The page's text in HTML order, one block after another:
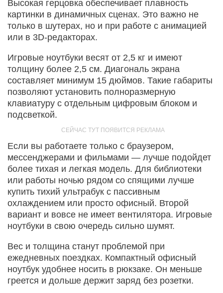
Высокая герцовка обеспечивает плавность
картинки в динамичных сценах. Это важно не
только в шутерах, но и при работе с анимацией
или в 3D-редакторах.
Игровые ноутбуки весят от 2,5 кг и имеют
толщину более 2,5 см. Диагональ экрана
составляет минимум 15 дюймов. Такие габариты
позволяют установить полноразмерную
клавиатуру с отдельным цифровым блоком и
подсветкой.
Если вы работаете только с браузером,
мессенджерами и фильмами — лучше подойдет
более тихая и легкая модель. Для библиотеки
или работы ночью рядом со спящими лучше
купить тихий ультрабук с пассивным
охлаждением или просто офисный. Второй
вариант и вовсе не имеет вентилятора. Игровые
ноутбуки в свою очередь сильно шумят.
Вес и толщина станут проблемой при
ежедневных поездках. Компактный офисный
ноутбук удобнее носить в рюкзаке. Он меньше
греется и дольше держит заряд без розетки.